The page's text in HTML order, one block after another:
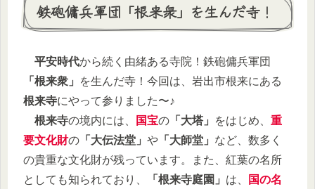
鉄砲傭兵軍団「根来衆」を生んだ寺！
平安時代から続く由緒ある寺院！鉄砲傭兵軍団
「根来衆」
を生んだ寺！今回は、岩出市根来にある
根来寺にやって参りました〜♪
根来寺の境内には、 国宝の 「大塔」 をはじめ、 重
要文化財の 「大伝法堂」 や 「大師堂」 など、数多く
の貴重な文化財が残っています。また、紅葉の名所
としても知られており、
「根来寺庭園」 は、
国の名